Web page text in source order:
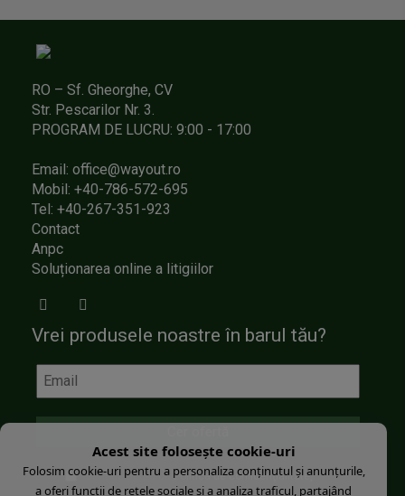
RO – Sf. Gheorghe, CV
Str. Pescarilor Nr. 3.
PROGRAM DE LUCRU: 9:00 - 17:00
Email: office@wayout.ro
Mobil: +40-786-572-695
Tel: +40-267-351-923
Contact
Anpc
Soluționarea online a litigiilor
Vrei produsele noastre în barul tău?
Sunt de acord cu Politica de confidenţialitate
Acest site folosește cookie-uri
Folosim cookie-uri pentru a personaliza conținutul și anunțurile,
a oferi funcții de rețele sociale și a analiza traficul, partajând